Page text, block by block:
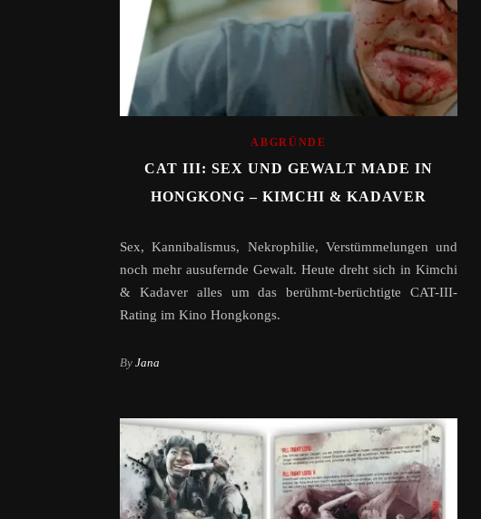
ABGRÜNDE
CAT III: SEX UND GEWALT MADE IN
HONGKONG – KIMCHI & KADAVER
Sex, Kannibalismus, Nekrophilie, Verstümmelungen und
noch mehr ausufernde Gewalt. Heute dreht sich in Kimchi
& Kadaver alles um das berühmt-berüchtigte CAT-III-
Rating im Kino Hongkongs.
By Jana